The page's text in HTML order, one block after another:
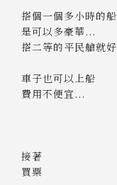
搭個一個多小時的船
是可以多豪華...
搭二等的平民艙就好
車子也可以上船
費用不便宜...
接著
買票